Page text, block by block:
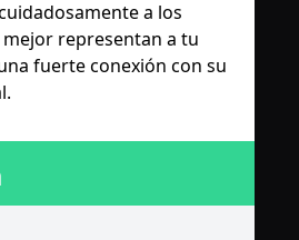
a los
representan a tu
fuerte conexión con su